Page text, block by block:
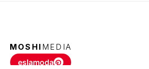
MOSHI MEDIA
eslamoda